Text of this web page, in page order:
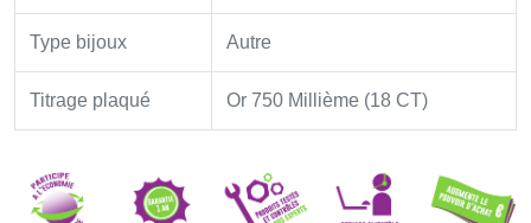
Type bijoux Autre
Titrage plaqué Or 750 Millième (18 CT)